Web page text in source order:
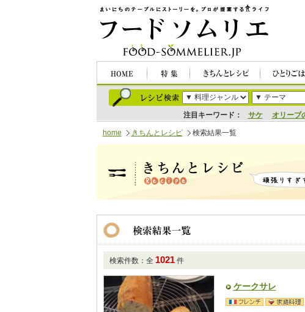
注目キーワード： サケ オリーブ
home きちんとレシピ 検索結果一覧
検索件数：全 1021件
ケークサレ